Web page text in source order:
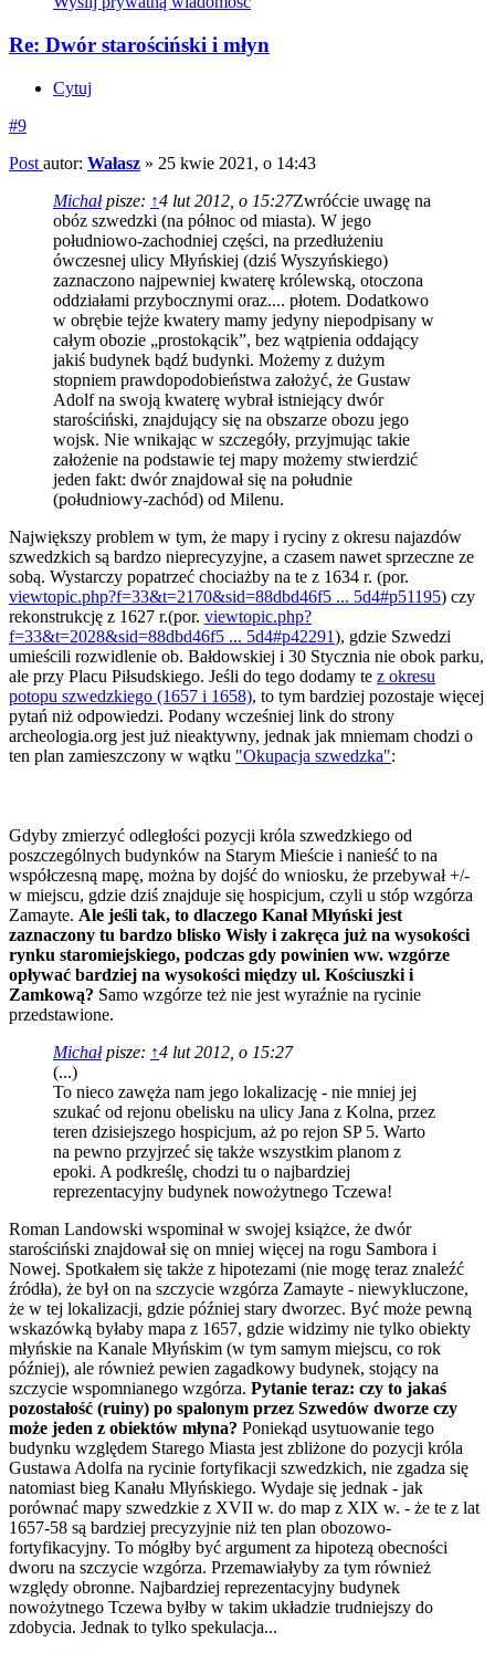
Re: Dwór starościński i młyn
Cytuj
#9
Post autor: Wałasz » 25 kwie 2021, o 14:43
Michałpisze: ↑4 lut 2012, o 15:27Zwróćcie uwagę na
obóz szwedzki (na północ od miasta). W jego
południowo-zachodniej części, na przedłużeniu
ówczesnej ulicy Młyńskiej (dziś Wyszyńskiego)
zaznaczono najpewniej kwaterę królewską, otoczona
oddziałami przybocznymi oraz.... płotem. Dodatkowo
w obrębie tejże kwatery mamy jedyny niepodpisany w
całym obozie „prostokącik”, bez wątpienia oddający
jakiś budynek bądź budynki. Możemy z dużym
stopniem prawdopodobieństwa założyć, że Gustaw
Adolf na swoją kwaterę wybrał istniejący dwór
starościński, znajdujący się na obszarze obozu jego
wojsk. Nie wnikając w szczegóły, przyjmując takie
założenie na podstawie tej mapy możemy stwierdzić
jeden fakt: dwór znajdował się na południe
(południowy-zachód) od Milenu.
Największy problem w tym, że mapy i ryciny z okresu najazdów
szwedzkich są bardzo nieprecyzyjne, a czasem nawet sprzeczne ze
sobą. Wystarczy popatrzeć chociażby na te z 1634 r. (por.
viewtopic.php?f=33&t=2170&sid=88dbd46f5 ... 5d4#p51195) czy
rekonstrukcję z 1627 r.(por. viewtopic.php?
f=33&t=2028&sid=88dbd46f5 ... 5d4#p42291), gdzie Szwedzi
umieścili rozwidlenie ob. Bałdowskiej i 30 Stycznia nie obok parku,
ale przy Placu Piłsudskiego. Jeśli do tego dodamy te z okresu
potopu szwedzkiego (1657 i 1658), to tym bardziej pozostaje więcej
pytań niż odpowiedzi. Podany wcześniej link do strony
archeologia.org jest już nieaktywny, jednak jak mniemam chodzi o
ten plan zamieszczony w wątku "Okupacja szwedzka":
Gdyby zmierzyć odległości pozycji króla szwedzkiego od
poszczególnych budynków na Starym Mieście i nanieść to na
współczesną mapę, można by dojść do wniosku, że przebywał +/-
w miejscu, gdzie dziś znajduje się hospicjum, czyli u stóp wzgórza
Zamayte. Ale jeśli tak, to dlaczego Kanał Młyński jest
zaznaczony tu bardzo blisko Wisły i zakręca już na wysokości
rynku staromiejskiego, podczas gdy powinien ww. wzgórze
opływać bardziej na wysokości między ul. Kościuszki i
Zamkową? Samo wzgórze też nie jest wyraźnie na rycinie
przedstawione.
Michałpisze: ↑4 lut 2012, o 15:27
(...)
To nieco zawęża nam jego lokalizację - nie mniej jej
szukać od rejonu obelisku na ulicy Jana z Kolna, przez
teren dzisiejszego hospicjum, aż po rejon SP 5. Warto
na pewno przyjrzeć się także wszystkim planom z
epoki. A podkreślę, chodzi tu o najbardziej
reprezentacyjny budynek nowożytnego Tczewa!
Roman Landowski wspominał w swojej książce, że dwór
starościński znajdował się on mniej więcej na rogu Sambora i
Nowej. Spotkałem się także z hipotezami (nie mogę teraz znaleźć
źródła), że był on na szczycie wzgórza Zamayte - niewykluczone,
że w tej lokalizacji, gdzie później stary dworzec. Być może pewną
wskazówką byłaby mapa z 1657, gdzie widzimy nie tylko obiekty
młyńskie na Kanale Młyńskim (w tym samym miejscu, co rok
później), ale również pewien zagadkowy budynek, stojący na
szczycie wspomnianego wzgórza. Pytanie teraz: czy to jakaś
pozostałość (ruiny) po spalonym przez Szwedów dworze czy
może jeden z obiektów młyna? Poniekąd usytuowanie tego
budynku względem Starego Miasta jest zbliżone do pozycji króla
Gustawa Adolfa na rycinie fortyfikacji szwedzkich, nie zgadza się
natomiast bieg Kanału Młyńskiego. Wydaje się jednak - jak
porównać mapy szwedzkie z XVII w. do map z XIX w. - że te z lat
1657-58 są bardziej precyzyjnie niż ten plan obozowo-
fortyfikacyjny. To mógłby być argument za hipotezą obecności
dworu na szczycie wzgórza. Przemawiałyby za tym również
względy obronne. Najbardziej reprezentacyjny budynek
nowożytnego Tczewa byłby w takim układzie trudniejszy do
zdobycia. Jednak to tylko spekulacja...